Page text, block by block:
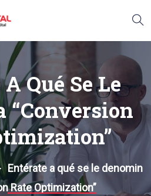
Qué Se Le
“Conversion
Entérate a qué se le denomin
Rate Optimization”